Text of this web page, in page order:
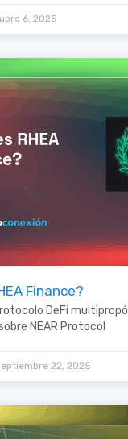
6, 2025
Finance?
DeFi
NEAR Protocol
22, 2025